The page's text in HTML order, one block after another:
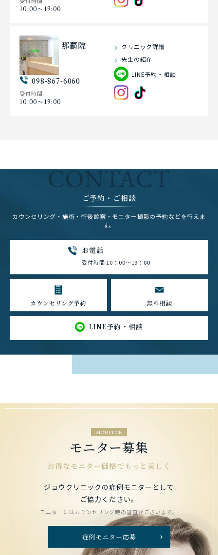
10:00〜19:00
那覇院
098-867-6060
受付時間
10:00〜19:00
クリニック詳細
先生の紹介
LINE予約・相談
CONTACT
ご予約・ご相談
カウンセリング・施術・術後診察・モニター撮影の予約などを行えま
す。
お電話
受付時間 10：00～19：00
カウンセリング予約 無料相談
LINE予約・相談
MONITOR
モニター募集
お得なモニター価格でもっと美しく
ジョウクリニックの症例モニターとして
ご協力ください。
モニターにはカウンセリング時の審査がございます。
症例モニター応募